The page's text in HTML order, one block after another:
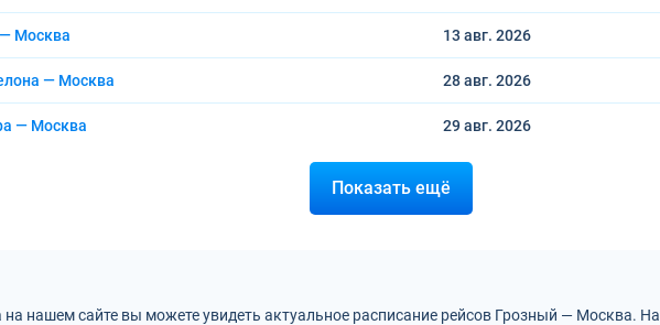
Москва 13 авг. 2026
— Москва 28 авг. 2026
— Москва 29 авг. 2026
Показать ещё
на нашем сайте вы можете увидеть актуальное расписание рейсов Грозный — Москва.